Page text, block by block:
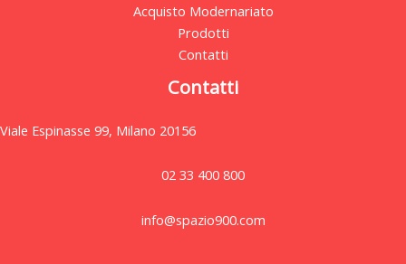
Acquisto Modernariato
Prodotti
Contatti
Contatti
Viale Espinasse 99, Milano 20156
02 33 400 800
info@spazio900.com